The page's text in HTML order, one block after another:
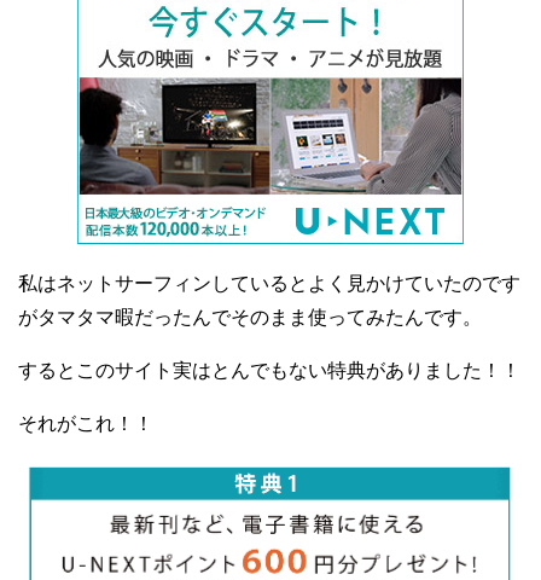
私はネットサーフィンしているとよく見かけていたのです
がタマタマ暇だったんでそのまま使ってみたんです。
するとこのサイト実はとんでもない特典がありました！！
それがこれ！！